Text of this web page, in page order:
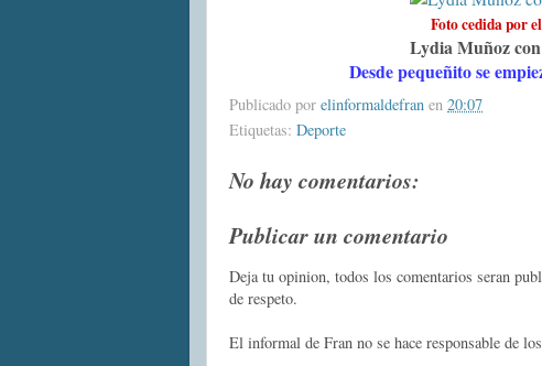
Foto cedida por
Lydia Muñoz
Desde pequeñito se
Publicado por elinformaldefran en 20:07
Etiquetas: Deporte
No hay comentarios:
Publicar un comentario
Deja tu opinion, todos los comentarios seran
de respeto.
El informal de Fran no se hace responsable de